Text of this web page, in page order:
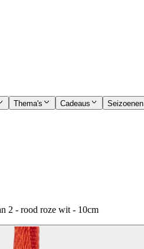
Thema's Cadeaus Seizoenen
2 - rood roze wit - 10cm